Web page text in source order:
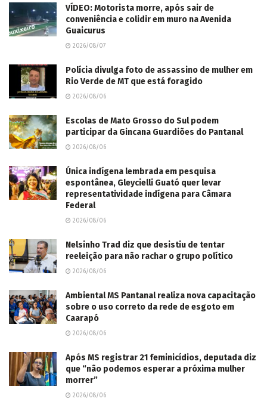
VÍDEO: Motorista morre, após sair de
conveniência e colidir em muro na Avenida
Guaicurus
2026/08/07
Polícia divulga foto de assassino de mulher em
Rio Verde de MT que está foragido
2026/08/06
Escolas de Mato Grosso do Sul podem
participar da Gincana Guardiões do Pantanal
2026/08/06
Única indígena lembrada em pesquisa
espontânea, Gleycielli Guató quer levar
representatividade indígena para Câmara
Federal
2026/08/06
Nelsinho Trad diz que desistiu de tentar
reeleição para não rachar o grupo político
2026/08/06
Ambiental MS Pantanal realiza nova capacitação
sobre o uso correto da rede de esgoto em
Caarapó
2026/08/06
Após MS registrar 21 feminicídios, deputada diz
que “não podemos esperar a próxima mulher
morrer”
2026/08/06